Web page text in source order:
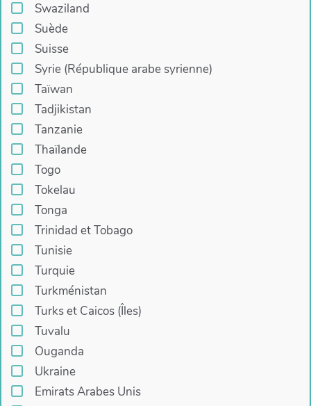
Swaziland
Suède
Suisse
Syrie (République arabe syrienne)
Taïwan
Tadjikistan
Tanzanie
Thaïlande
Togo
Tokelau
Tonga
Trinidad et Tobago
Tunisie
Turquie
Turkménistan
Turks et Caicos (Îles)
Tuvalu
Ouganda
Ukraine
Emirats Arabes Unis